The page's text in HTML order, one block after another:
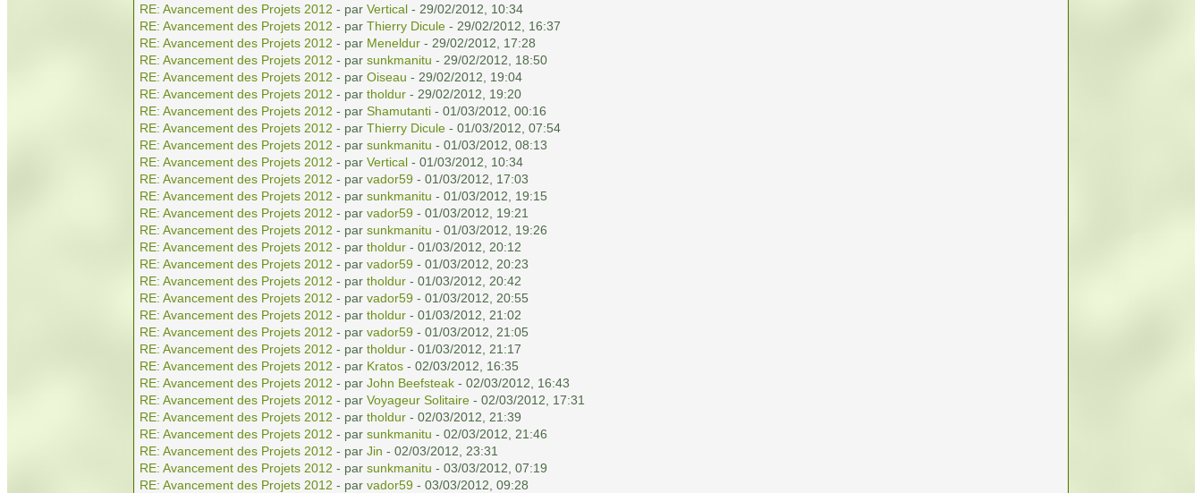
RE: Avancement des Projets 2012 - par Vertical- 29/02/2012, 10:34
RE: Avancement des Projets 2012 - par Thierry Dicule- 29/02/2012, 16:37
RE: Avancement des Projets 2012 - par Meneldur- 29/02/2012, 17:28
RE: Avancement des Projets 2012 - par sunkmanitu - 29/02/2012, 18:50
RE: Avancement des Projets 2012 - par Oiseau - 29/02/2012, 19:04
RE: Avancement des Projets 2012 - par tholdur- 29/02/2012, 19:20
RE: Avancement des Projets 2012 - par Shamutanti- 01/03/2012, 00:16
RE: Avancement des Projets 2012 - par Thierry Dicule- 01/03/2012, 07:54
RE: Avancement des Projets 2012 - par sunkmanitu - 01/03/2012, 08:13
RE: Avancement des Projets 2012 - par Vertical- 01/03/2012, 10:34
RE: Avancement des Projets 2012 - par vador59- 01/03/2012, 17:03
RE: Avancement des Projets 2012 - par sunkmanitu - 01/03/2012, 19:15
RE: Avancement des Projets 2012 - par vador59- 01/03/2012, 19:21
RE: Avancement des Projets 2012 - par sunkmanitu - 01/03/2012, 19:26
RE: Avancement des Projets 2012 - par tholdur- 01/03/2012, 20:12
RE: Avancement des Projets 2012 - par vador59- 01/03/2012, 20:23
RE: Avancement des Projets 2012 - par tholdur- 01/03/2012, 20:42
RE: Avancement des Projets 2012 - par vador59- 01/03/2012, 20:55
RE: Avancement des Projets 2012 - par tholdur- 01/03/2012, 21:02
RE: Avancement des Projets 2012 - par vador59- 01/03/2012, 21:05
RE: Avancement des Projets 2012 - par tholdur- 01/03/2012, 21:17
RE: Avancement des Projets 2012 - par Kratos- 02/03/2012, 16:35
RE: Avancement des Projets 2012 - par John Beefsteak- 02/03/2012, 16:43
RE: Avancement des Projets 2012 - par Voyageur Solitaire- 02/03/2012, 17:31
RE: Avancement des Projets 2012 - par tholdur- 02/03/2012, 21:39
RE: Avancement des Projets 2012 - par sunkmanitu - 02/03/2012, 21:46
RE: Avancement des Projets 2012 - par Jin - 02/03/2012, 23:31
RE: Avancement des Projets 2012 - par sunkmanitu - 03/03/2012, 07:19
RE: Avancement des Projets 2012 - par vador59- 03/03/2012, 09:28